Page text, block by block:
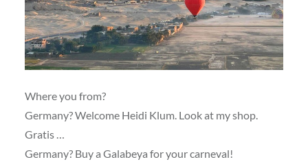
Where you from?
Germany? Welcome Heidi Klum. Look at my shop.
Gratis …
Germany? Buy a Galabeya for your carneval!